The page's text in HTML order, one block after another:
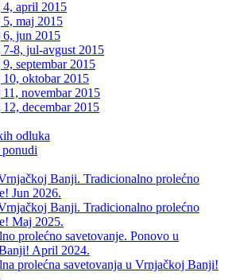
april 2015
maj 2015
jun 2015
8, jul-avgust 2015
septembar 2015
oktobar 2015
novembar 2015
decembar 2015
odluka
ponudi
Banji. Tradicionalno prolećno
Jun 2026.
Banji. Tradicionalno prolećno
Maj 2025.
prolećno savetovanje. Ponovo u
April 2024.
prolećna savetovanja u Vrnjačkoj Banji!